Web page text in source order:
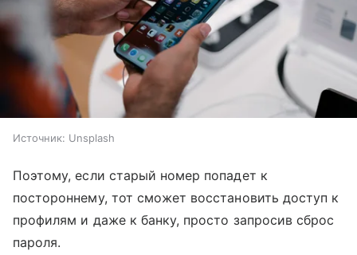
Источник: Unsplash
Поэтому, если старый номер попадет к
постороннему, тот сможет восстановить доступ к
профилям и даже к банку, просто запросив сброс
пароля.